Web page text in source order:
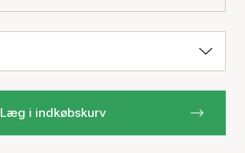
Læg i indkøbskurv